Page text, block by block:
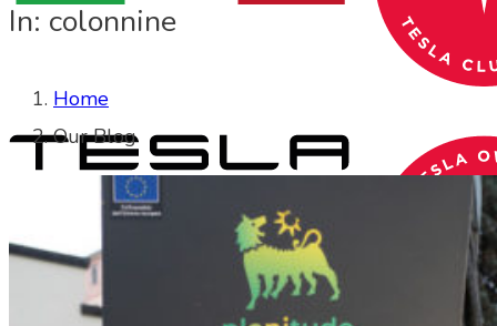
In: colonnine
Home
Our Blog